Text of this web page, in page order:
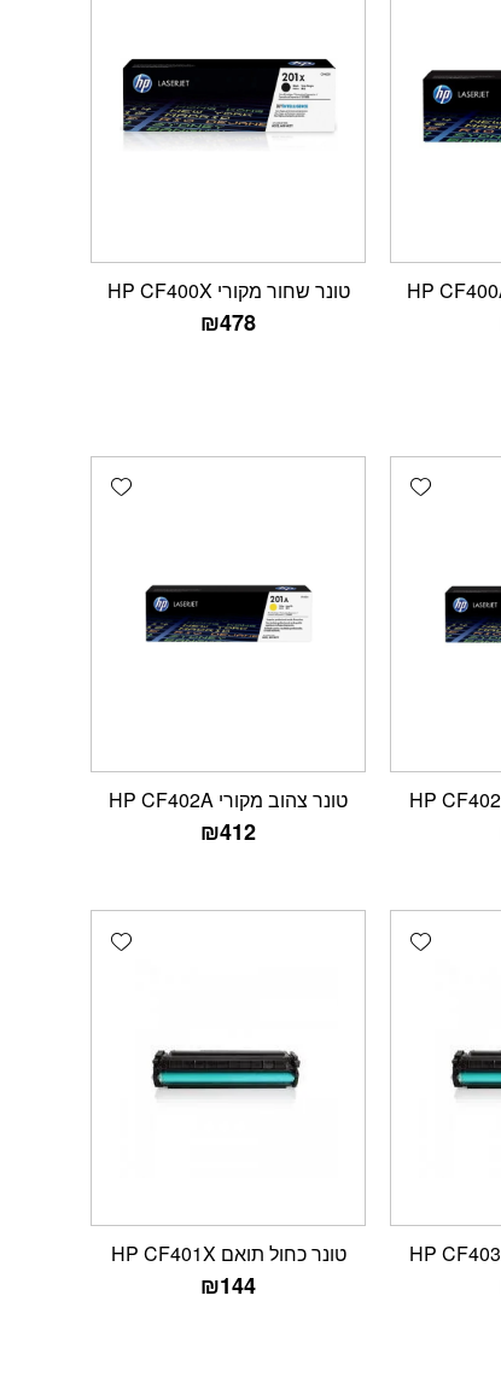
טונר שחור מקורי HP CF400X
₪478
Add wishlist
Add wishlist
טונר צהוב מקורי HP CF402A
₪412
Add wishlist
Add wishlist
טונר כחול תואם HP CF401X
₪144